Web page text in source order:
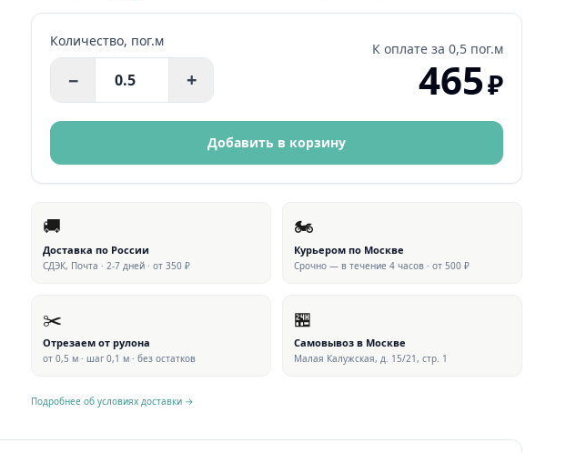
Количество, пог.м
− +
К оплате за 0,5 пог.м
465₽
Добавить в корзину
🚚
Доставка по России
СДЭК, Почта · 2-7 дней · от 350 ₽
🏍
Курьером по Москве
Срочно — в течение 4 часов · от 500 ₽
✂️
Отрезаем от рулона
от 0,5 м · шаг 0,1 м · без остатков
🏪
Самовывоз в Москве
Малая Калужская, д. 15/21, стр. 1
Подробнее об условиях доставки →